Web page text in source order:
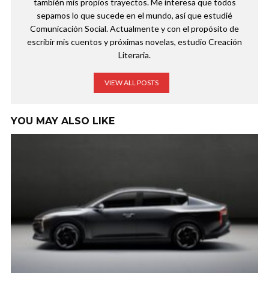
también mis propios trayectos. Me interesa que todos
sepamos lo que sucede en el mundo, así que estudié
Comunicación Social. Actualmente y con el propósito de
escribir mis cuentos y próximas novelas, estudio Creación
Literaria.
VIEW ALL POSTS
YOU MAY ALSO LIKE